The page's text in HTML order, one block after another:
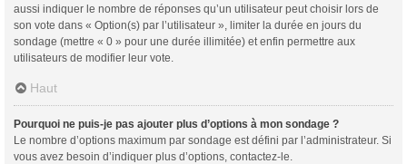
aussi indiquer le nombre de réponses qu’un utilisateur peut choisir lors de
son vote dans « Option(s) par l’utilisateur », limiter la durée en jours du
sondage (mettre « 0 » pour une durée illimitée) et enfin permettre aux
utilisateurs de modifier leur vote.
Haut
Pourquoi ne puis-je pas ajouter plus d’options à mon sondage ?
Le nombre d’options maximum par sondage est défini par l’administrateur. Si
vous avez besoin d’indiquer plus d’options, contactez-le.